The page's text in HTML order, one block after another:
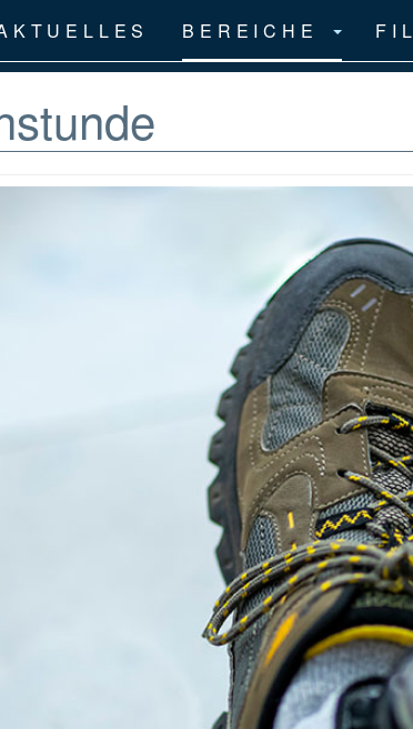
BEREICHE